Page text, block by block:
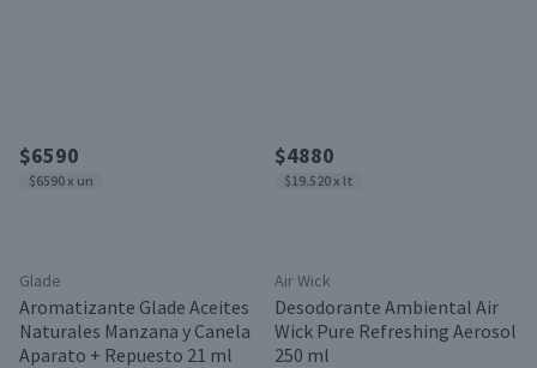
$6590
$6590 x un
Glade
Aromatizante Glade Aceites
Naturales Manzana y Canela
Aparato + Repuesto 21 ml
$4880
$19.520 x lt
Air Wick
Desodorante Ambiental Air
Wick Pure Refreshing Aerosol
250 ml